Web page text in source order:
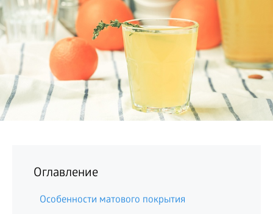
Оглавление
Особенности матового покрытия